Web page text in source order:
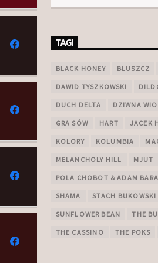
TAGI
BLACK HONEY BLUSZCZ
DAWID TYSZKOWSKI
DUCH DELTA DZIWNA
GRA SÓW HART JACEK
KOLORY KOLUMBIA
MELANCHOLY HILL MJUT
POLA CHOBOT & ADAM
SHAMA STACH BUKOWSKI
SUNFLOWER BEAN THE
THE CASSINO THE POKS